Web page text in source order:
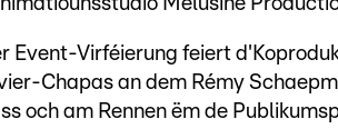
Event-Virféierung feiert
Chapas an dem Rémy
och am Rennen ëm de